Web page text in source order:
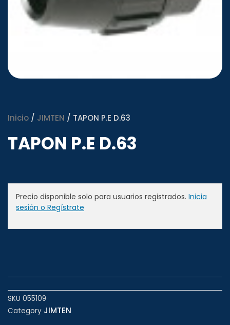
Inicio / JIMTEN / TAPON P.E D.63
TAPON P.E D.63
Precio disponible solo para usuarios registrados. Inicia
sesión o Regístrate
SKU 055109
Category JIMTEN